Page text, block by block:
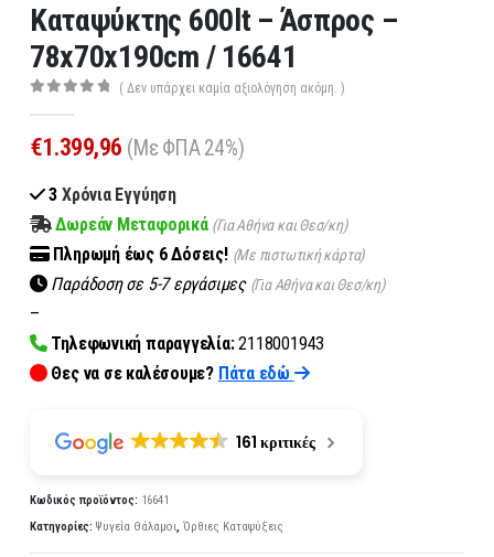
Καταψύκτης 600lt – Άσπρος –
78x70x190cm / 16641
( Δεν υπάρχει καμία αξιολόγηση ακόμη. )
€1.399,96 (Με ΦΠΑ 24%)
3 Χρόνια Εγγύηση
Δωρεάν Μεταφορικά (Για Αθήνα και Θεσ/κη)
Πληρωμή έως 6Δόσεις! (Με πιστωτική κάρτα)
Παράδοση σε 5-7 εργάσιμες (Για Αθήνα και Θεσ/κη)
–
Τηλεφωνική παραγγελία:2118001943
Θες να σε καλέσουμε? Πάτα εδώ
161 κριτικές
Κωδικός προϊόντος: 16641
Κατηγορίες: Ψυγεία Θάλαμοι, Όρθιες Καταψύξεις